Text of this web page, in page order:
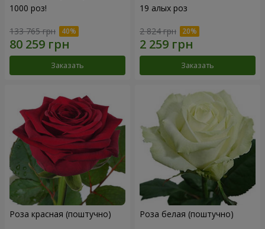
1000 роз!
133 765 грн
Заказать
19 алых роз
2 824 грн
Заказать
Роза красная (поштучно) Роза белая (поштучно)